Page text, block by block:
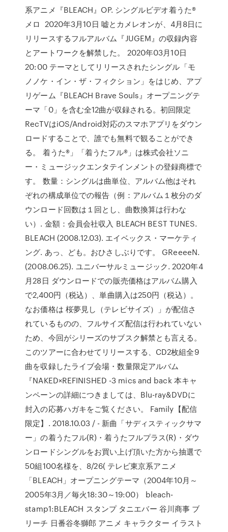
系アニメ『BLEACH』OP. シングルビデオ着うた®
メロ 2020年3月10日 嘘とカメレオンが、4月8日に
リリースするフルアルバム『JUGEM』の収録内容
とアートワークを解禁した。 2020年03月10日
20:00 テーマとしてリリースされたシングル「モ
ノノケ・イン・ザ・フィクション」をはじめ、アプ
リゲーム『BLEACH Brave Souls』オープニングテ
ーマ「0」を含む全12曲が収録される。初回限定
RecTVはiOS/Android対応のスマホアプリをダウン
ロードすることで、誰でも無料で観ることができ
る。 着うた®」「着うたフル®」は株式会社ソニ
ー・ミュージックエンタテインメントの登録商標で
す。 数量：シングルは曲単位、アルバム他はそれ
ぞれの構成単位での報告（例：アルバム１枚分のダ
ウンロード回数は１回とし、曲数換算は行わな
い）. 金額：会員会社収入 BLEACH BEST TUNES.
BLEACH (2008.12.03). エイベックス・マーケティ
ング. あっ、ども。おひさしぶりです。 GReeeeN.
(2008.06.25). ユニバーサルミュージック. 2020年4
月28日 ダウンロードでの販売価格はアルバム購入
で2,400円（税込）、単曲購入は250円（税込）。
なお価格は 桜夢見し（テレビサイズ）」が配信さ
れているものの、フルサイズ配信は行われていない
ため、今回がシリーズのサブスク解禁とも言える。
このツアーに合わせてリリースする、CD2枚組全9
曲を収録したライブ会場・数量限定アルバム
『NAKED×REFINISHED -3 mics and back 本キャ
ンペーンの詳細につきましては、Blu-ray&DVDに
封入の応募ハガキをご覧ください。 Family【配信
限定】. 2018.10.03 / - 新曲「サディスティックサマ
ー」の着うたフル(R)・着うたフルプラス(R)・ダウ
ンロードシングルをお買い上げ頂いた方から抽選で
50組100名様を、8/26( テレビ東京系アニメ
「BLEACH」オープニングテーマ（2004年10月～
2005年3月／毎火18:30～19:00） bleach-
stamp1:BLEACH スタンプ タニエバー 谷川商事 ブ
リーチ 日番谷冬獅郎 アニメ キャラクター イラスト